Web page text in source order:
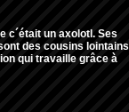
c´était un axolotl. Ses
des cousins lointains
qui travaille grâce à